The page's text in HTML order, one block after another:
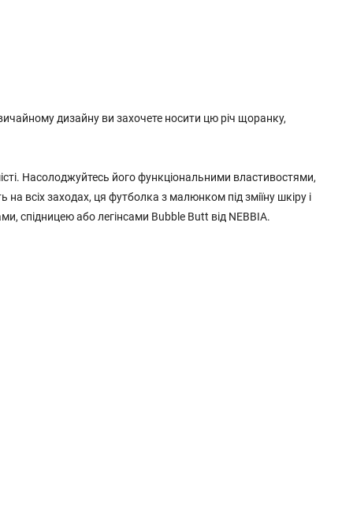
дизайну ви захочете носити цю річ щоранку,
Насолоджуйтесь його функціональними властивостями,
на всіх заходах, ця футболка з малюнком під зміїну шкіру і
спідницею або легінсами Bubble Butt від NEBBIA.